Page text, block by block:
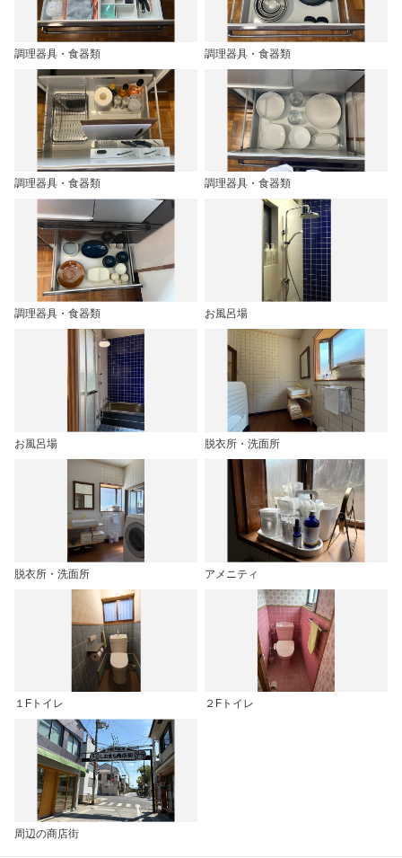
調理器具・食器類 調理器具・食器類
調理器具・食器類 調理器具・食器類
調理器具・食器類 お風呂場
お風呂場 脱衣所・洗面所
脱衣所・洗面所 アメニティ
１Fトイレ ２Fトイレ
周辺の商店街